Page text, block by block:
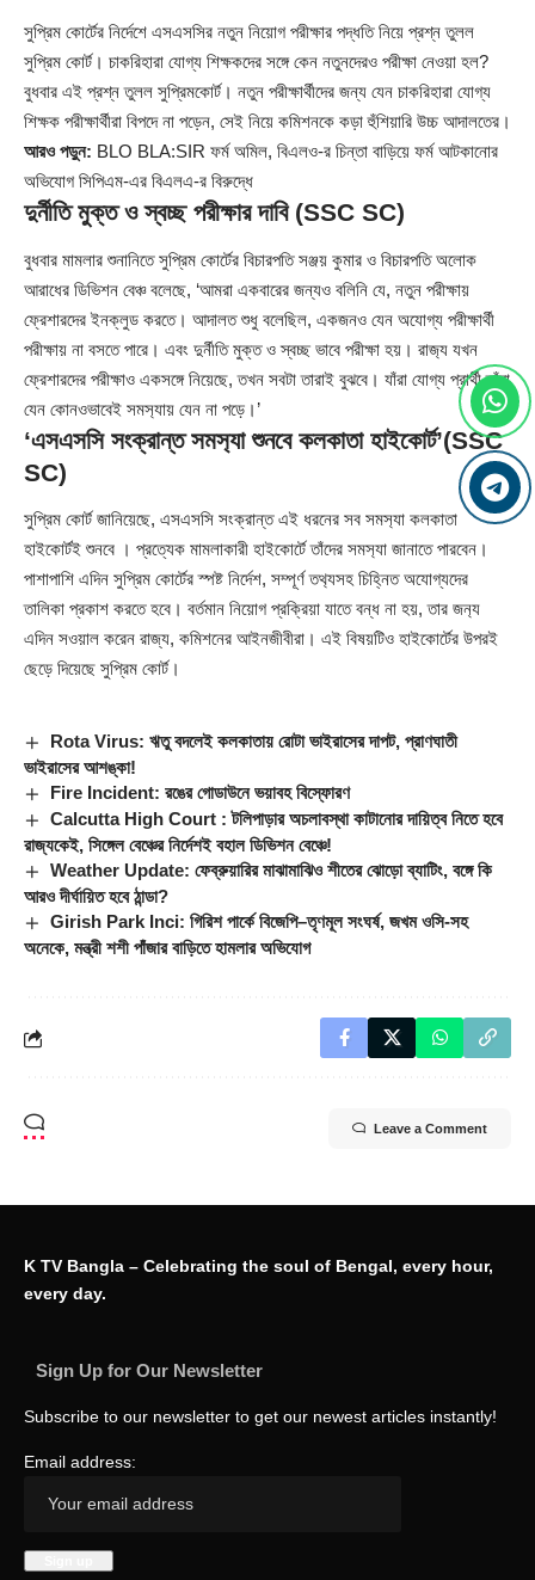
সুপ্রিম কোর্টের নির্দেশে এসএসসির নতুন নিয়োগ পরীক্ষার পদ্ধতি নিয়ে প্রশ্ন তুলল
সুপ্রিম কোর্ট। চাকরিহারা যোগ্য শিক্ষকদের সঙ্গে কেন নতুনদেরও পরীক্ষা নেওয়া হল?
বুধবার এই প্রশ্ন তুলল সুপ্রিমকোর্ট। নতুন পরীক্ষার্থীদের জন্য যেন চাকরিহারা যোগ্য
শিক্ষক পরীক্ষার্থীরা বিপদে না পড়েন, সেই নিয়ে কমিশনকে কড়া হুঁশিয়ারি উচ্চ আদালতের।
আরও পড়ুন: BLO BLA:SIR ফর্ম অমিল, বিএলও-র চিন্তা বাড়িয়ে ফর্ম আটকানোর
অভিযোগ সিপিএম-এর বিএলএ-র বিরুদ্ধে
দুর্নীতি মুক্ত ও স্বচ্ছ পরীক্ষার দাবি (SSC SC)
বুধবার মামলার শুনানিতে সুপ্রিম কোর্টের বিচারপতি সঞ্জয় কুমার ও বিচারপতি অলোক
আরাধের ডিভিশন বেঞ্চ বলেছে, ‘আমরা একবারের জন্যও বলিনি যে, নতুন পরীক্ষায়
ফ্রেশারদের ইনক্লুড করতে। আদালত শুধু বলেছিল, একজনও যেন অযোগ্য পরীক্ষার্থী
পরীক্ষায় না বসতে পারে। এবং দুর্নীতি মুক্ত ও স্বচ্ছ ভাবে পরীক্ষা হয়। রাজ‍্য যখন
ফ্রেশারদের পরীক্ষাও একসঙ্গে নিয়েছে, তখন সবটা তারাই বুঝবে। যাঁরা যোগ্য প্রার্থী তাঁরা
যেন কোনওভাবেই সমস‍্যায় যেন না পড়ে।’
‘এসএসসি সংক্রান্ত সমস‍্যা শুনবে কলকাতা হাইকোর্ট’(SSC
SC)
সুপ্রিম কোর্ট জানিয়েছে, এসএসসি সংক্রান্ত এই ধরনের সব সমস‍্যা কলকাতা
হাইকোর্টই শুনবে । প্রত্যেক মামলাকারী হাইকোর্টে তাঁদের সম‍স‍্যা জানাতে পারবেন।
পাশাপাশি এদিন সুপ্রিম কোর্টের স্পষ্ট নির্দেশ, সম্পূর্ণ তথ‍্যসহ চিহ্নিত অযোগ্যদের
তালিকা প্রকাশ করতে হবে। বর্তমান নিয়োগ প্রক্রিয়া যাতে বন্ধ না হয়, তার জন‍্য
এদিন সওয়াল করেন রাজ্য, কমিশনের আইনজীবীরা। এই বিষয়টিও হাইকোর্টের উপরই
ছেড়ে দিয়েছে সুপ্রিম কোর্ট।
Rota Virus: ঋতু বদলেই কলকাতায় রোটা ভাইরাসের দাপট, প্রাণঘাতী
ভাইরাসের আশঙ্কা!
Fire Incident: রঙের গোডাউনে ভয়াবহ বিস্ফোরণ
Calcutta High Court : টলিপাড়ার অচলাবস্থা কাটানোর দায়িত্ব নিতে হবে
রাজ্যকেই, সিঙ্গেল বেঞ্চের নির্দেশই বহাল ডিভিশন বেঞ্চে!
Weather Update: ফেব্রুয়ারির মাঝামাঝিও শীতের ঝোড়ো ব্যাটিং, বঙ্গে কি
আরও দীর্ঘায়িত হবে ঠান্ডা?
Girish Park Inci: গিরিশ পার্কে বিজেপি–তৃণমূল সংঘর্ষ, জখম ওসি-সহ
অনেকে, মন্ত্রী শশী পাঁজার বাড়িতে হামলার অভিযোগ
Leave a Comment
K TV Bangla – Celebrating the soul of Bengal, every hour,
every day.
Sign Up for Our Newsletter
Subscribe to our newsletter to get our newest articles instantly!
Email address: